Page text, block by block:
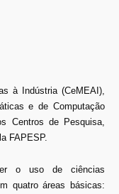
à Indústria (CeMEAI),
e de Computação
Centros de Pesquisa,
FAPESP.
o uso de ciências
quatro áreas básicas: